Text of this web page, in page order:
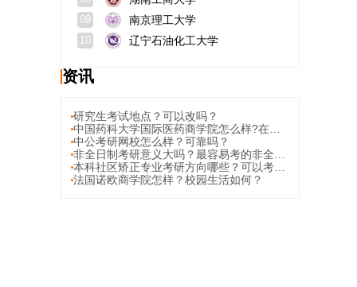
09 南京理工大学
10 辽宁石油化工大学
资讯
研究生考试地点？可以改吗？
中公考研网校怎么样？可靠吗？
法国诺欧商学院怎样？校园生活如何？